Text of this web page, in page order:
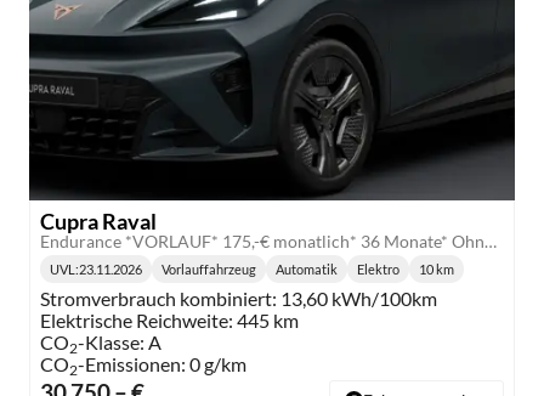
Cupra Raval
Endurance *VORLAUF* 175,-€ monatlich* 36 Monate* Ohne Kilometerbegrenzung*
Lieferzeit:
UVL :23.11.2026 Vorlauffahrzeug
Getriebe:
Automatik
Kraftstoff:
Elektro
Kilometerstand:
10 km
Stromverbrauch kombiniert: 13,60 kWh/100km
Elektrische Reichweite: 445 km
CO2-Klasse: A
CO2-Emissionen: 0 g/km